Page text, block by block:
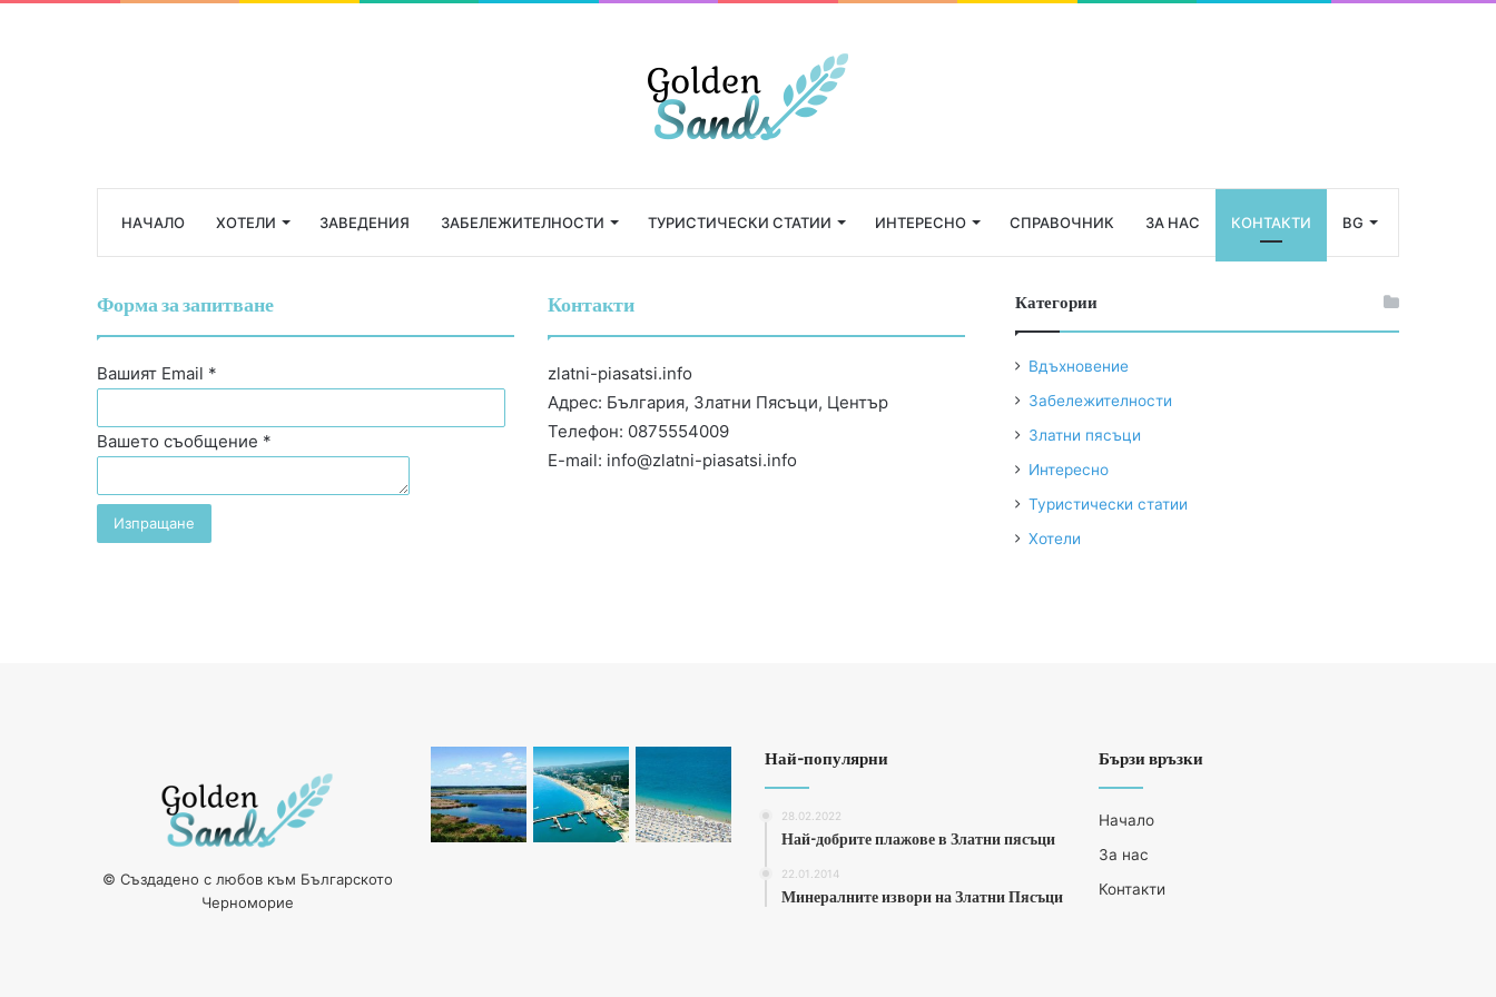
НАЧАЛО ХОТЕЛИ ЗАВЕДЕНИЯ ЗАБЕЛЕЖИТЕЛНОСТИ ТУРИСТИЧЕСКИ СТАТИИ ИНТЕРЕСНО СПРАВОЧНИК ЗА НАС КОНТАКТИ BG
Форма за запитване
Вашият Email *
Вашето съобщение *
Контакти
zlatni-piasatsi.info
Адрес: България, Златни Пясъци, Център
Телефон: 0875554009
E-mail: info@zlatni-piasatsi.info
Категории
Вдъхновение
Забележителности
Златни пясъци
Интересно
Туристически статии
Хотели
© Създадено с любов към Българското
Черноморие
Най-популярни
28.02.2022
Най-добрите плажове в Златни пясъци
22.01.2014
Минералните извори на Златни Пясъци
Бързи връзки
Начало
За нас
Контакти